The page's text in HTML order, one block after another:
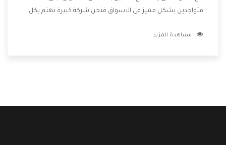
متواجدين بشكل مميز فى الاسواق فنحن شركة كبيرة نهتم بكل
الشركة بها والتى تكون منها خدمة الصيانة التى تكون من أهم
مشاهدة المزيد